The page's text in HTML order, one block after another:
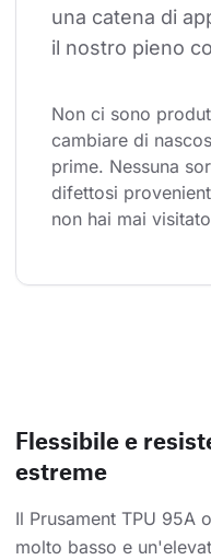
una catena di
il nostro pieno
Non ci sono
cambiare di
prime. Nessuna
difettosi
non hai mai
Flessibile e
estreme
Il Prusament TPU 95A
molto basso e